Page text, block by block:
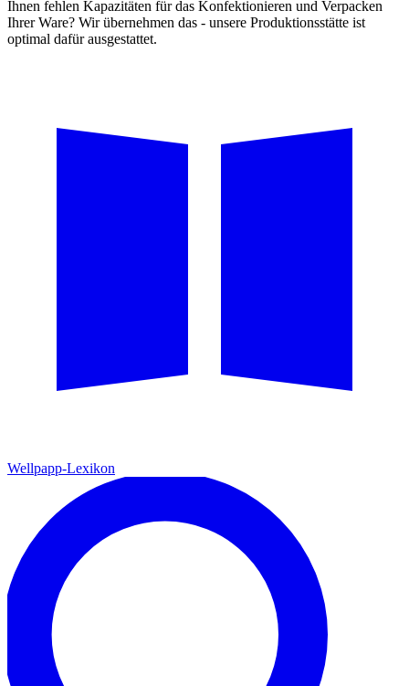
Ihnen fehlen Kapazitäten für das Konfektionieren und Verpacken
Ihrer Ware? Wir übernehmen das - unsere Produktionsstätte ist
optimal dafür ausgestattet.
Wellpapp-Lexikon